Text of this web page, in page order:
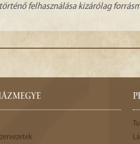
felhasználása kizárólag